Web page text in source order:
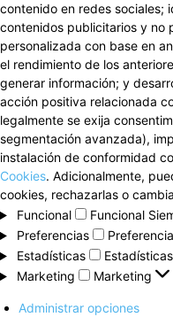
contenido en redes sociales;
contenidos publicitarios y no
personalizada con base en
el rendimiento de los
generar información; y
acción positiva relacionada
legalmente se exija
segmentación avanzada),
instalación de conformidad
Cookies. Adicionalmente,
cookies, rechazarlas o
Funcional
Funcional
Preferencias
Estadísticas
Estadísticas
Marketing
Marketing
Administrar opciones